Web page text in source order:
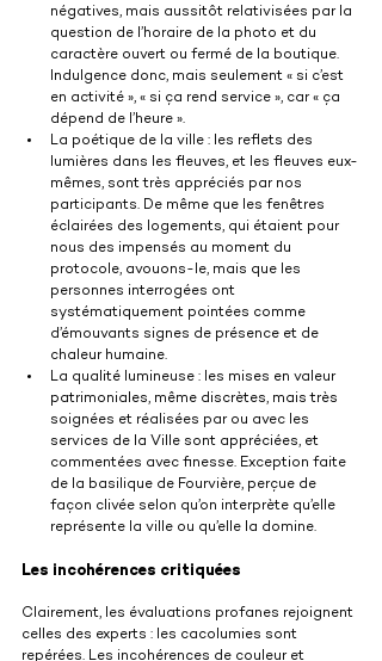
négatives, mais aussitôt relativisées par la
question de l’horaire de la photo et du
caractère ouvert ou fermé de la boutique.
Indulgence donc, mais seulement « si c’est
en activité », « si ça rend service », car « ça
dépend de l’heure ».
La poétique de la ville : les reflets des
lumières dans les fleuves, et les fleuves eux-
mêmes, sont très appréciés par nos
participants. De même que les fenêtres
éclairées des logements, qui étaient pour
nous des impensés au moment du
protocole, avouons-le, mais que les
personnes interrogées ont
systématiquement pointées comme
d’émouvants signes de présence et de
chaleur humaine.
La qualité lumineuse : les mises en valeur
patrimoniales, même discrètes, mais très
soignées et réalisées par ou avec les
services de la Ville sont appréciées, et
commentées avec finesse. Exception faite
de la basilique de Fourvière, perçue de
façon clivée selon qu’on interprète qu’elle
représente la ville ou qu’elle la domine.
Les incohérences critiquées
Clairement, les évaluations profanes rejoignent
celles des experts : les cacolumies sont
repérées. Les incohérences de couleur et